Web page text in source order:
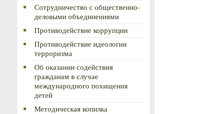
Сотрудничество с общественно-
деловыми объединениями
Противодействие коррупции
Противодействие идеологии
терроризма
Об оказании содействия
гражданам в случае
международного похищения
детей
Методическая копилка